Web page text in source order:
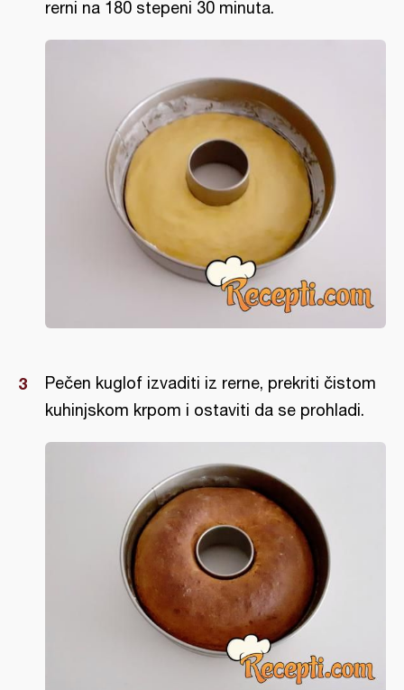
rerni na 180 stepeni 30 minuta.
Pečen kuglof izvaditi iz rerne, prekriti čistom
kuhinjskom krpom i ostaviti da se prohladi.